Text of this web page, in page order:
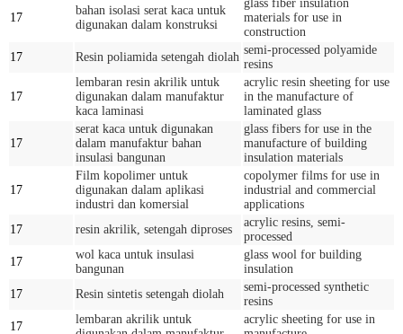
17
bahan isolasi serat kaca untuk
digunakan dalam konstruksi
glass fiber insulation
materials for use in
construction
17
Resin poliamida setengah diolah
semi-processed polyamide
resins
17
lembaran resin akrilik untuk
digunakan dalam manufaktur
kaca laminasi
acrylic resin sheeting for use
in the manufacture of
laminated glass
17
serat kaca untuk digunakan
dalam manufaktur bahan
insulasi bangunan
glass fibers for use in the
manufacture of building
insulation materials
17
Film kopolimer untuk
digunakan dalam aplikasi
industri dan komersial
copolymer films for use in
industrial and commercial
applications
17
resin akrilik, setengah diproses
acrylic resins, semi-
processed
17
wol kaca untuk insulasi
bangunan
glass wool for building
insulation
17
Resin sintetis setengah diolah
semi-processed synthetic
resins
17
lembaran akrilik untuk
acrylic sheeting for use in